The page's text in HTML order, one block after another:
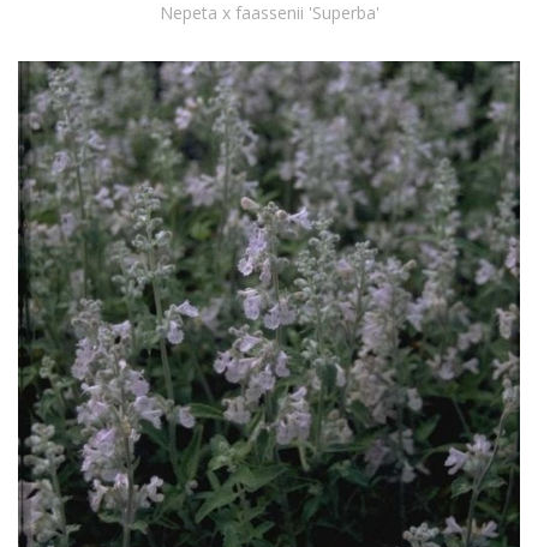
Nepeta x faassenii 'Superba'